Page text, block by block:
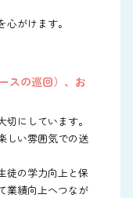
がけます。
スの巡回）、お
にしています。
しい雰囲気での送
徒の学力向上と保
業績向上へつなが